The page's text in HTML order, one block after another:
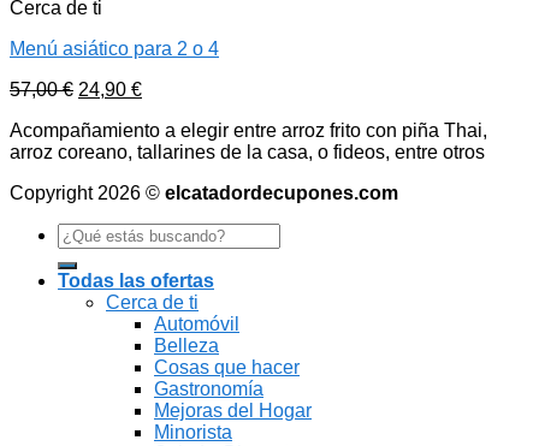
Cerca de ti
Menú asiático para 2 o 4
57,00€ 24,90 €
Acompañamiento a elegir entre arroz frito con piña Thai,
arroz coreano, tallarines de la casa, o fideos, entre otros
Copyright 2026 © elcatadordecupones.com
Search
for:
Todas las ofertas
Cerca de ti
Automóvil
Belleza
Cosas que hacer
Gastronomía
Mejoras del Hogar
Minorista